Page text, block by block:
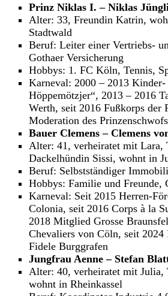
Prinz Niklas I. – Niklas
Alter: 33, Freundin Katrin,
Stadtwald
Beruf: Leiter einer Vertriebs-
Gothaer Versicherung
Hobbys: 1. FC Köln, Tennis,
Karneval: 2000 – 2013 Kinder-
Höppemötzjer“, 2013 – 2016
Werth, seit 2016 Fußkorps der
Moderation des
Bauer Clemens – Clemens
Alter: 41, verheiratet mit Lara,
Dackelhündin Sissi, wohnt in
Beruf: Selbstständiger
Hobbys: Familie und Freunde,
Karneval: Seit 2015 Herren-
Colonia, seit 2016 Corps à la
2018 Mitglied Grosse
Chevaliers von Cöln, seit
Fidele Burggrafen
Jungfrau Aenne – Stefan
Alter: 40, verheiratet mit Julia,
wohnt in Rheinkassel